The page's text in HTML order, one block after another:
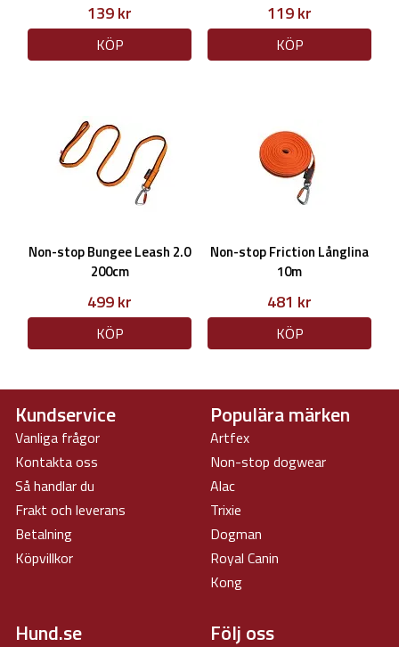
139 kr
KÖP
119 kr
KÖP
Non-stop Bungee Leash 2.0
200cm
499 kr
KÖP
Non-stop Friction Långlina
10m
481 kr
KÖP
Kundservice
Vanliga frågor
Kontakta oss
Så handlar du
Frakt och leverans
Betalning
Köpvillkor
Populära märken
Artfex
Non-stop dogwear
Alac
Trixie
Dogman
Royal Canin
Kong
Hund.se Följ oss